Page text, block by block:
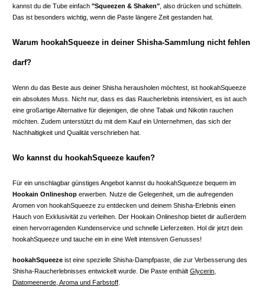
kannst du die Tube einfach "Squeezen & Shaken" , also drücken und schütteln.
Das ist besonders wichtig, wenn die Paste längere Zeit gestanden hat.
Warum hookahSqueeze in deiner Shisha-Sammlung nicht fehlen
darf?
Wenn du das Beste aus deiner Shisha herausholen möchtest, ist hookahSqueeze
ein absolutes Muss. Nicht nur, dass es das Raucherlebnis intensiviert, es ist auch
eine großartige Alternative für diejenigen, die ohne Tabak und Nikotin rauchen
möchten. Zudem unterstützt du mit dem Kauf ein Unternehmen, das sich der
Nachhaltigkeit und Qualität verschrieben hat.
Wo kannst du hookahSqueeze kaufen?
Für ein unschlagbar günstiges Angebot kannst du hookahSqueeze bequem im
Hookain Onlineshop erwerben. Nutze die Gelegenheit, um die aufregenden
Aromen von hookahSqueeze zu entdecken und deinem Shisha-Erlebnis einen
Hauch von Exklusivität zu verleihen. Der Hookain Onlineshop bietet dir außerdem
einen hervorragenden Kundenservice und schnelle Lieferzeiten. Hol dir jetzt dein
hookahSqueeze und tauche ein in eine Welt intensiven Genusses!
hookahSqueeze ist eine spezielle Shisha-Dampfpaste, die zur Verbesserung des
Shisha-Raucherlebnisses entwickelt wurde. Die Paste enthält Glycerin,
Diatomeenerde, Aroma und Farbstoff